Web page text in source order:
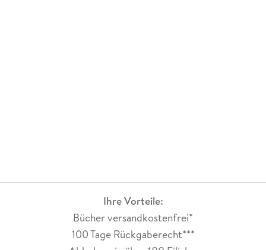
Ihre Vorteile:
Bücher versandkostenfrei*
100 Tage Rückgaberecht***